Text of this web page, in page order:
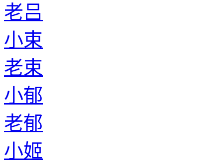
老吕
小束
老束
小郁
老郁
小姬